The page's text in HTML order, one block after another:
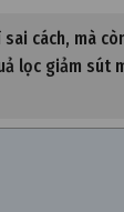
cách, mà
lọc giảm